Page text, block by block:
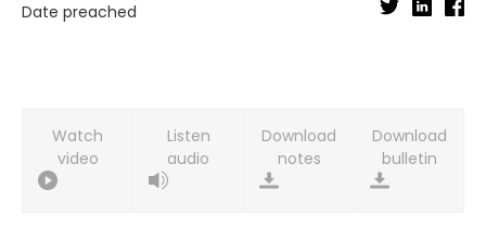
Date preached
Watch
video
Listen
audio
Download
notes
Download
bulletin